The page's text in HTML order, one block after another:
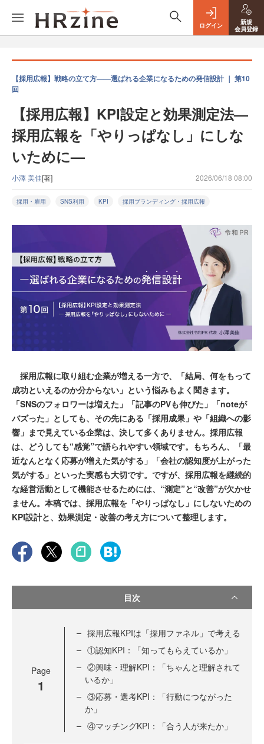
ログイン
新規
会員登録
【採用広報】戦略の立て方——選ばれる企業になるための発信設計 ｜ 第10
回
【採用広報】KPI設定と効果測定法—
採用広報を「やりっぱなし」にしな
いために—
小澤 美佳[著] 2026/06/18 08:00
採用・雇用 SNS利用 KPI 採用ブランディング・採用広報
採用広報に取り組む企業が増える一方で、「結局、何をもって
成功といえるのか分からない」という悩みもよく聞きます。
「SNSのフォロワーは増えた」「記事のPVも伸びた」「noteが
バズった」としても、その先にある「採用成果」や「組織への影
響」まで見えている企業は、決して多くありません。採用広報
は、どうしても“感覚”で語られやすい領域です。もちろん、「最
近なんとなく応募が増えた気がする」「会社の認知度が上がった
気がする」といった実感も大切です。ですが、採用広報を継続的
な経営活動として機能させるためには、“測定”と“改善”が欠かせ
ません。本稿では、採用広報を「やりっぱなし」にしないための
KPI設計と、効果測定・改善の考え方について整理します。
目次
Page
1
採用広報KPIは「採用ファネル」で考える
①認知KPI：「知ってもらえているか」
②興味・理解KPI：「ちゃんと理解されて
いるか」
③応募・選考KPI：「行動につながった
か」
④マッチングKPI：「合う人が来たか」